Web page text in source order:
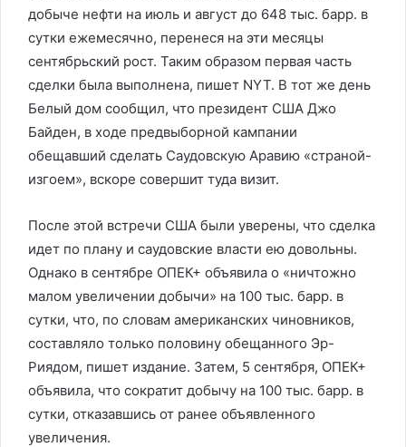
добыче нефти на июль и август до 648 тыс. барр. в
сутки ежемесячно, перенеся на эти месяцы
сентябрьский рост. Таким образом первая часть
сделки была выполнена, пишет NYT. В тот же день
Белый дом сообщил, что президент США Джо
Байден, в ходе предвыборной кампании
обещавший сделать Саудовскую Аравию «страной-
изгоем», вскоре совершит туда визит.
После этой встречи США были уверены, что сделка
идет по плану и саудовские власти ею довольны.
Однако в сентябре ОПЕК+ объявила о «ничтожно
малом увеличении добычи» на 100 тыс. барр. в
сутки, что, по словам американских чиновников,
составляло только половину обещанного Эр-
Риядом, пишет издание. Затем, 5 сентября, ОПЕК+
объявила, что сократит добычу на 100 тыс. барр. в
сутки, отказавшись от ранее объявленного
увеличения.